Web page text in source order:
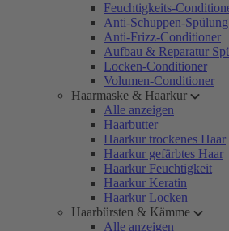
Feuchtigkeits-
Anti-Schuppen-Spülung
Anti-Frizz-Conditioner
Aufbau & Reparatur
Locken-Conditioner
Volumen-Conditioner
Haarmaske & Haarkur
Alle anzeigen
Haarbutter
Haarkur trockenes Haar
Haarkur gefärbtes Haar
Haarkur Feuchtigkeit
Haarkur Keratin
Haarkur Locken
Haarbürsten & Kämme
Alle anzeigen